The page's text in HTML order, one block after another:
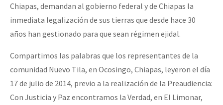
Chiapas, demandan al gobierno federal y de Chiapas la
inmediata legalización de sus tierras que desde hace 30
años han gestionado para que sean régimen ejidal.
Compartimos las palabras que los representantes de la
comunidad Nuevo Tila, en Ocosingo, Chiapas, leyeron el día
17 de julio de 2014, previo a la realización de la Preaudiencia:
Con Justicia y Paz encontramos la Verdad, en El Limonar,